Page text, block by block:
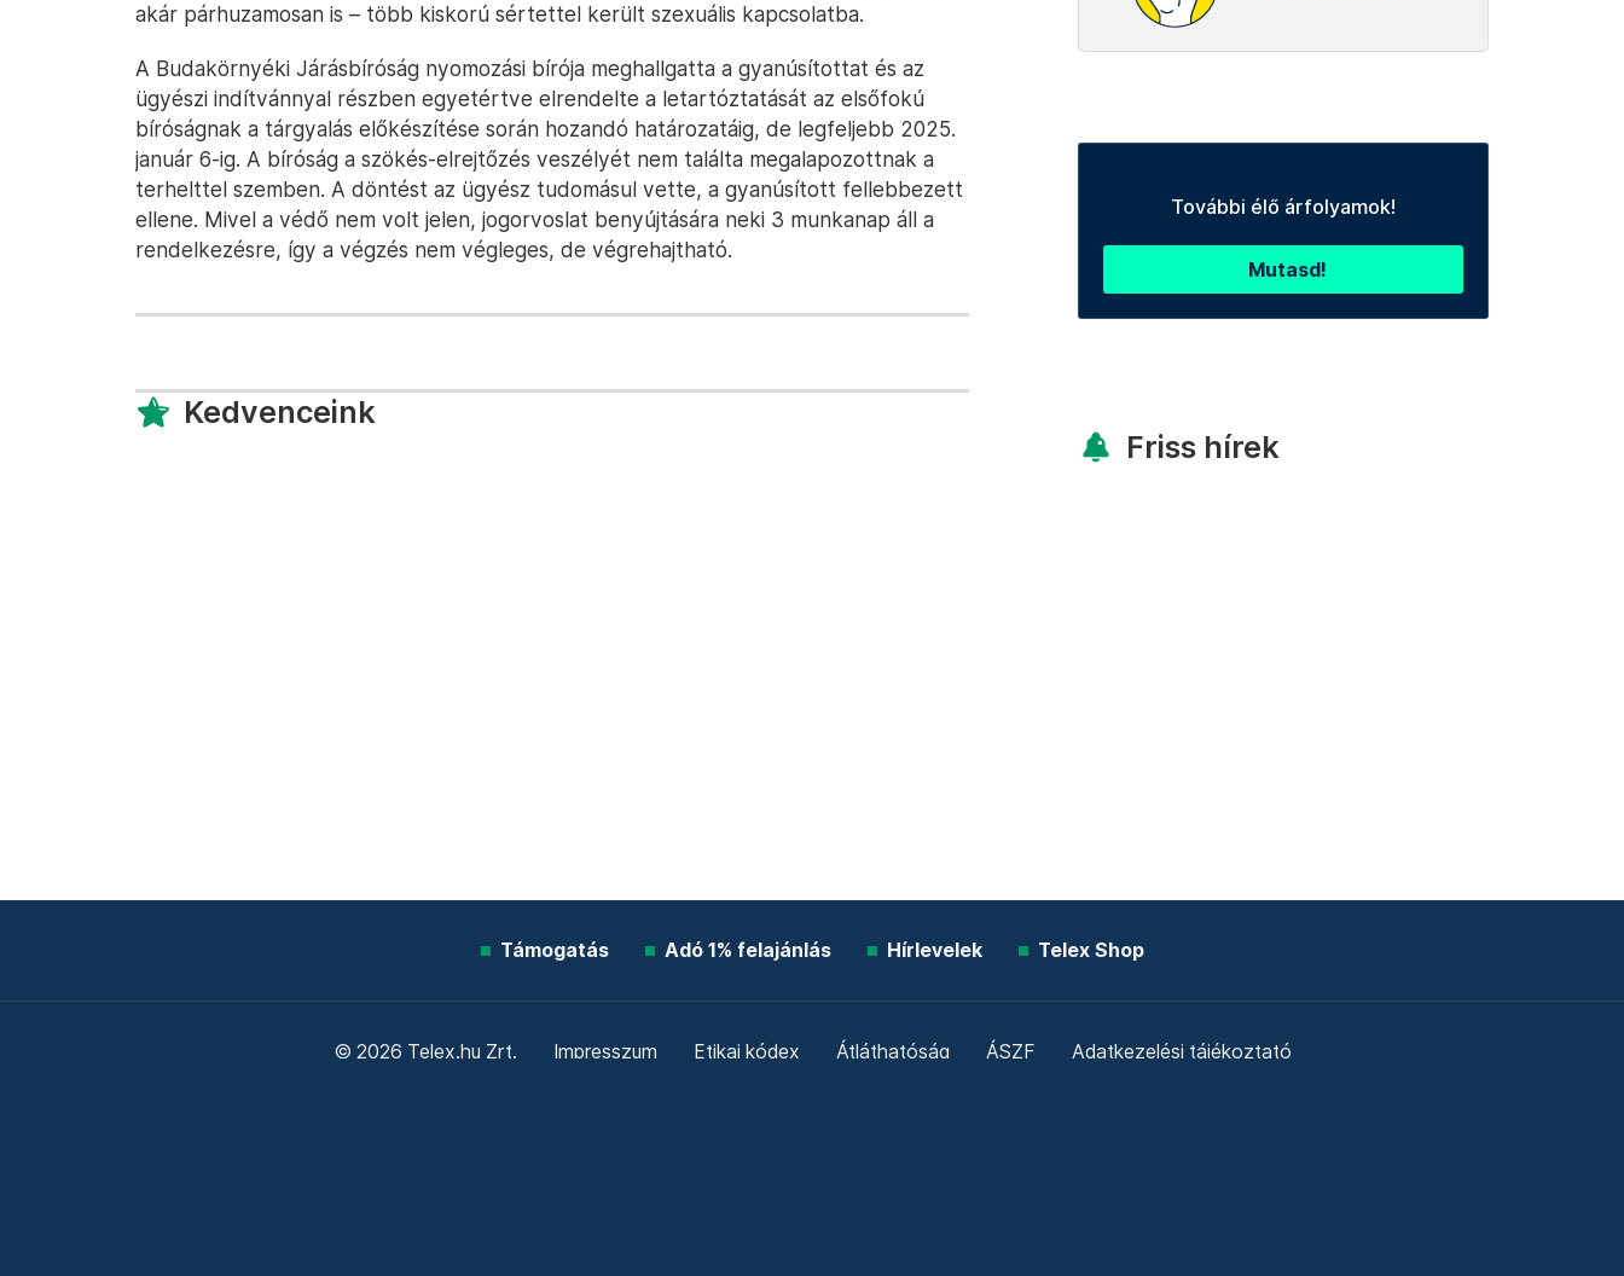
akár párhuzamosan is – több kiskorú sértettel került szexuális kapcsolatba.
A Budakörnyéki Járásbíróság nyomozási bírója meghallgatta a gyanúsítottat és az
ügyészi indítvánnyal részben egyetértve elrendelte a letartóztatását az elsőfokú
bíróságnak a tárgyalás előkészítése során hozandó határozatáig, de legfeljebb 2025.
január 6-ig. A bíróság a szökés-elrejtőzés veszélyét nem találta megalapozottnak a
terhelttel szemben. A döntést az ügyész tudomásul vette, a gyanúsított fellebbezett
ellene. Mivel a védő nem volt jelen, jogorvoslat benyújtására neki 3 munkanap áll a
rendelkezésre, így a végzés nem végleges, de végrehajtható.
Kedvenceink
További élő árfolyamok!
Mutasd!
Friss hírek
Támogatás Adó 1% felajánlás Hírlevelek Telex Shop
© 2026 Telex.hu Zrt. Impresszum Etikai kódex Átláthatóság ÁSZF Adatkezelési tájékoztató